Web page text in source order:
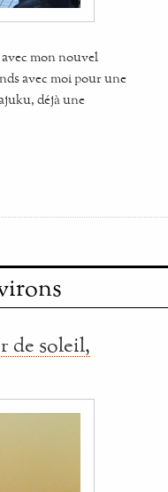
mon nouvel
avec moi pour une
déjà une
de soleil,